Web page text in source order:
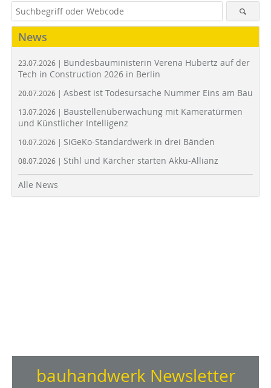
News
23.07.2026 | Bundesbauministerin Verena Hubertz auf der
Tech in Construction 2026 in Berlin
20.07.2026 | Asbest ist Todesursache Nummer Eins am Bau
13.07.2026 | Baustellenüberwachung mit Kameratürmen
und Künstlicher Intelligenz
10.07.2026 | SiGeKo-Standardwerk in drei Bänden
08.07.2026 | Stihl und Kärcher starten Akku-Allianz
Alle News
bauhandwerk Newsletter